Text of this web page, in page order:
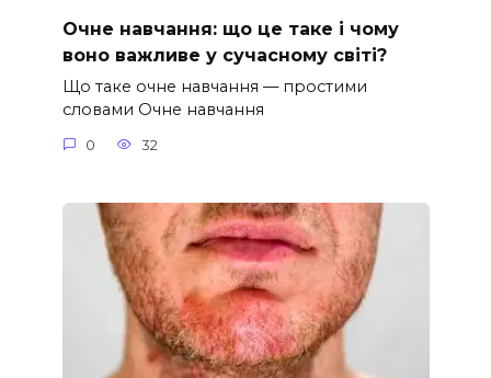
Очне навчання: що це таке і чому
воно важливе у сучасному світі?
Що таке очне навчання — простими
словами Очне навчання
0 32